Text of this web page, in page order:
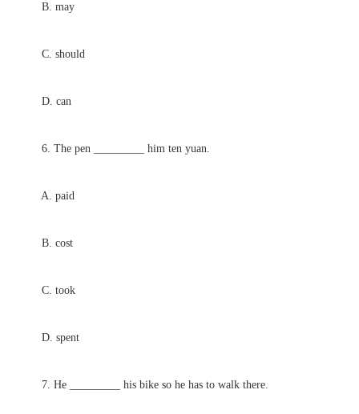
B. may
C. should
D. can
6. The pen _________ him ten yuan.
A. paid
B. cost
C. took
D. spent
7. He _________ his bike so he has to walk there.